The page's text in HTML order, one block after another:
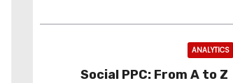
ANALYTICS
Social PPC: From A to Z